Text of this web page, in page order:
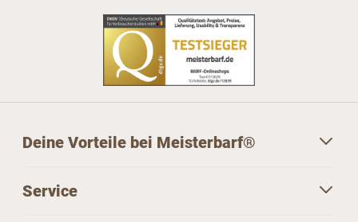
Deine Vorteile bei Meisterbarf®
Service